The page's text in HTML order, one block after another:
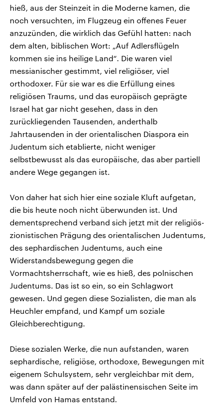
hieß, aus der Steinzeit in die Moderne kamen, die
noch versuchten, im Flugzeug ein offenes Feuer
anzuzünden, die wirklich das Gefühl hatten: nach
dem alten, biblischen Wort: „Auf Adlersflügeln
kommen sie ins heilige Land“. Die waren viel
messianischer gestimmt, viel religiöser, viel
orthodoxer. Für sie war es die Erfüllung eines
religiösen Traums, und das europäisch geprägte
Israel hat gar nicht gesehen, dass in den
zurückliegenden Tausenden, anderthalb
Jahrtausenden in der orientalischen Diaspora ein
Judentum sich etablierte, nicht weniger
selbstbewusst als das europäische, das aber partiell
andere Wege gegangen ist.
Von daher hat sich hier eine soziale Kluft aufgetan,
die bis heute noch nicht überwunden ist. Und
dementsprechend verband sich jetzt mit der religiös-
zionistischen Prägung des orientalischen Judentums,
des sephardischen Judentums, auch eine
Widerstandsbewegung gegen die
Vormachtsherrschaft, wie es hieß, des polnischen
Judentums. Das ist so ein, so ein Schlagwort
gewesen. Und gegen diese Sozialisten, die man als
Heuchler empfand, und Kampf um soziale
Gleichberechtigung.
Diese sozialen Werke, die nun aufstanden, waren
sephardische, religiöse, orthodoxe, Bewegungen mit
eigenem Schulsystem, sehr vergleichbar mit dem,
was dann später auf der palästinensischen Seite im
Umfeld von Hamas entstand.